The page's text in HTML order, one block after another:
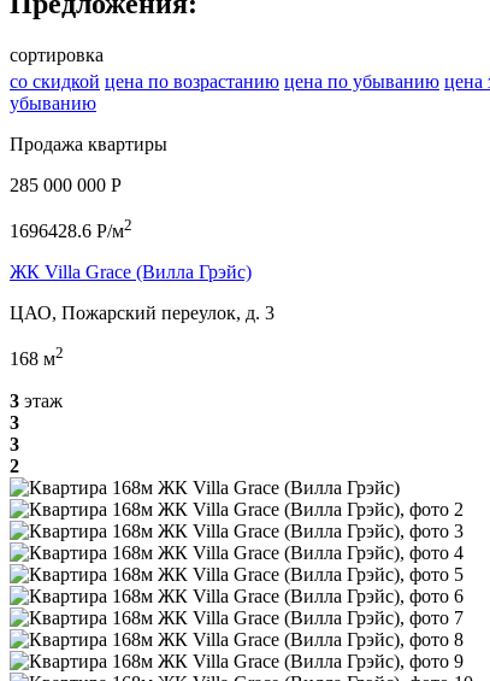
сортировка
со скидкой цена по возрастанию цена по убыванию цена
убыванию
Продажа квартиры
285 000 000 P
1696428.6 P/м2
ЖК Villa Grace (Вилла Грэйс)
ЦАО, Пожарский переулок, д. 3
168 м2
3 этаж
3
3
2